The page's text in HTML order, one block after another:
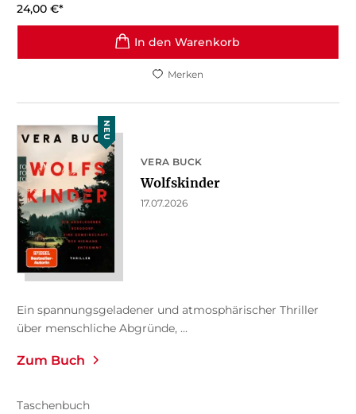
24,00 €*
In den Warenkorb
Merken
NEU
VERA BUCK
Wolfskinder
17.07.2026
Ein spannungsgeladener und atmosphärischer Thriller
über menschliche Abgründe, ...
Zum Buch
Taschenbuch